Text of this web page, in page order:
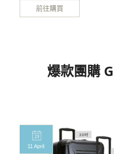
前往購買
爆款團購
01 Aug
Qmita萬用鋼繩鎖,